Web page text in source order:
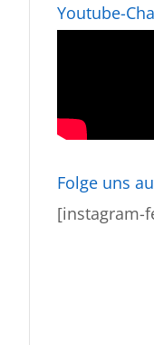
Youtube-
Folge uns
[instagram-